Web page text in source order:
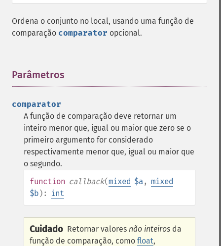
Ordena o conjunto no local, usando uma função de
comparação comparator opcional.
Parâmetros
comparator
A função de comparação deve retornar um
inteiro menor que, igual ou maior que zero se o
primeiro argumento for considerado
respectivamente menor que, igual ou maior que
o segundo.
function callback(mixed $a, mixed
$b): int
Cuidado Retornar valores não inteiros da
função de comparação, como float,